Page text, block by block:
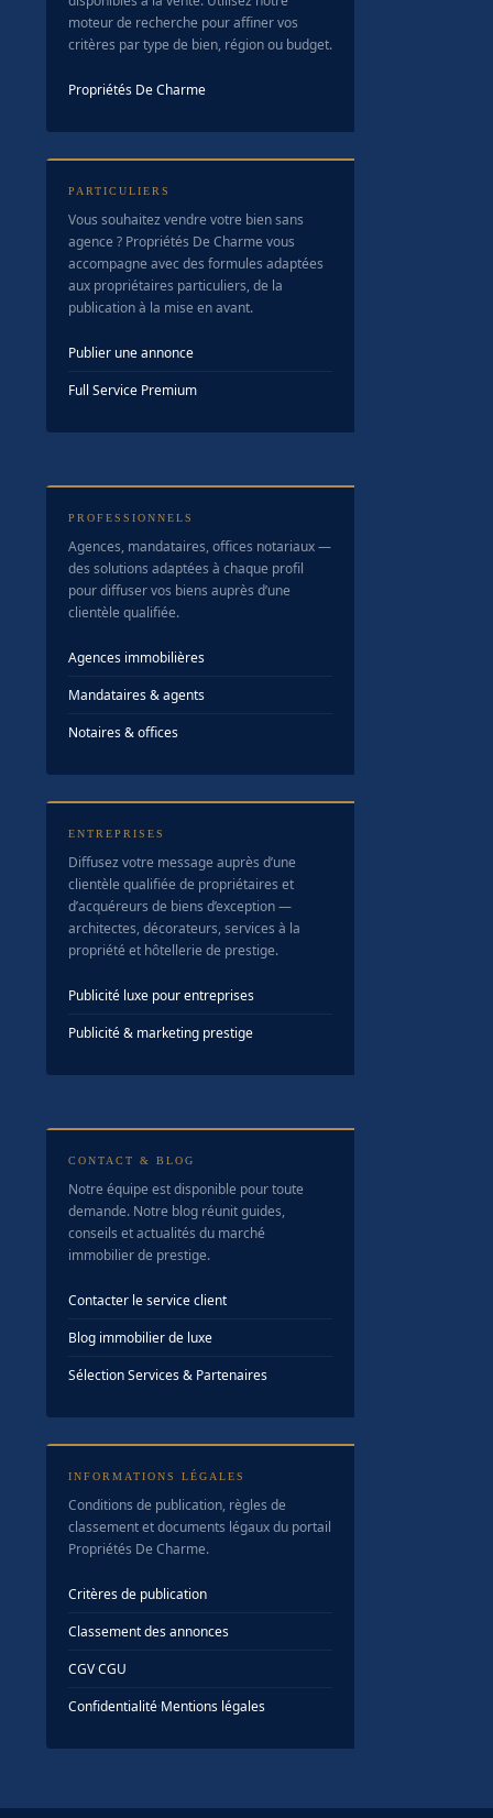
moteur de recherche pour affiner vos
critères par type de bien, région ou budget.
Propriétés De Charme
PARTICULIERS
Vous souhaitez vendre votre bien sans
agence ? Propriétés De Charme vous
accompagne avec des formules adaptées
aux propriétaires particuliers, de la
publication à la mise en avant.
Publier une annonce
Full Service Premium
PROFESSIONNELS
Agences, mandataires, offices notariaux —
des solutions adaptées à chaque profil
pour diffuser vos biens auprès d’une
clientèle qualifiée.
Agences immobilières
Mandataires & agents
Notaires & offices
ENTREPRISES
Diffusez votre message auprès d’une
clientèle qualifiée de propriétaires et
d’acquéreurs de biens d’exception —
architectes, décorateurs, services à la
propriété et hôtellerie de prestige.
Publicité luxe pour entreprises
Publicité & marketing prestige
CONTACT & BLOG
Notre équipe est disponible pour toute
demande. Notre blog réunit guides,
conseils et actualités du marché
immobilier de prestige.
Contacter le service client
Blog immobilier de luxe
Sélection Services & Partenaires
INFORMATIONS LÉGALES
Conditions de publication, règles de
classement et documents légaux du portail
Propriétés De Charme.
Critères de publication
Classement des annonces
CGV·CGU
Confidentialité·Mentions légales